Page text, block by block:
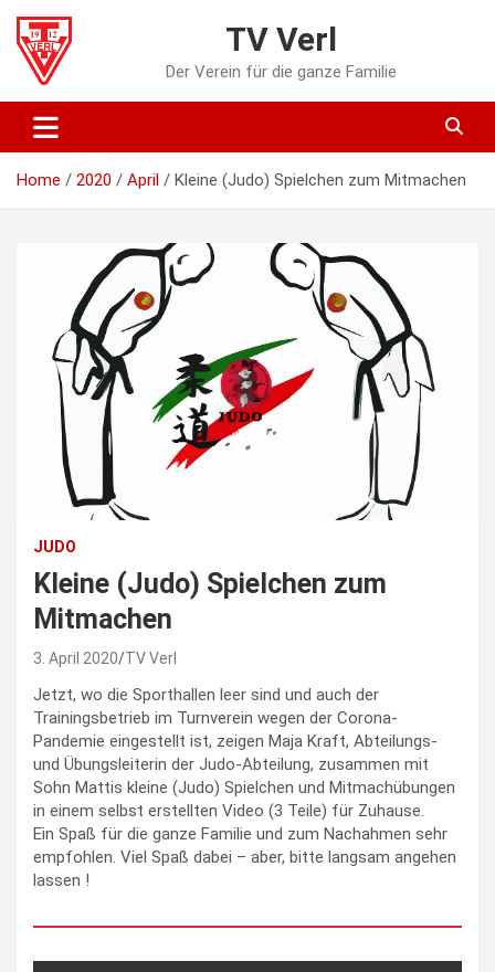
content
TV Verl
Der Verein für die ganze Familie
Home 2020 April Kleine (Judo) Spielchen zum Mitmachen
JUDO
Kleine (Judo) Spielchen zum
Mitmachen
3. April 2020 TV Verl
Jetzt, wo die Sporthallen leer sind und auch der
Trainingsbetrieb im Turnverein wegen der Corona-
Pandemie eingestellt ist, zeigen Maja Kraft, Abteilungs-
und Übungsleiterin der Judo-Abteilung, zusammen mit
Sohn Mattis kleine (Judo) Spielchen und Mitmachübungen
in einem selbst erstellten Video (3 Teile) für Zuhause.
Ein Spaß für die ganze Familie und zum Nachahmen sehr
empfohlen. Viel Spaß dabei – aber, bitte langsam angehen
lassen !